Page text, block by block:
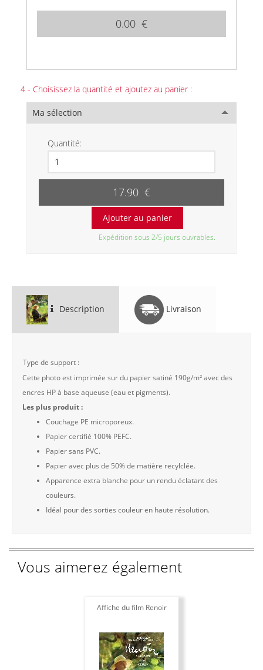
0.00 €
4 - Choisissez la quantité et ajoutez au panier :
Ma sélection
Quantité:
17.90 €
Expédition sous 2/5 jours ouvrables.
Description Livraison
Type de support :
Cette photo est imprimée sur du papier satiné 190g/m² avec des
encres HP à base aqueuse (eau et pigments).
Les plus produit :
Couchage PE microporeux.
Papier certifié 100% PEFC.
Papier sans PVC.
Papier avec plus de 50% de matière recylclée.
Apparence extra blanche pour un rendu éclatant des
couleurs.
Idéal pour des sorties couleur en haute résolution.
Vous aimerez également
Affiche du film Renoir